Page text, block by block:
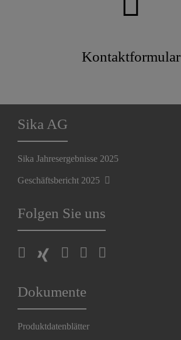
Kontaktformular
Sika AG
Sika Jahresergebnisse 2025
Geschäftsbericht 2025
Folgen Sie uns
Dokumente
Produktdatenblätter